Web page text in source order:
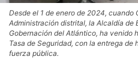
Desde el 1 de enero de 2024, cuando
Administración distrital, la Alcaldía de
Gobernación del Atlántico, ha venido
Tasa de Seguridad, con la entrega
fuerza pública.